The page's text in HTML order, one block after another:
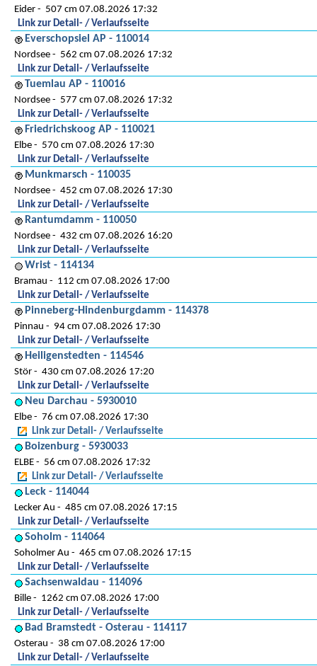
Eider
507 cm 07.08.2026 17:32
Link zur Detail- / Verlaufsseite
Everschopsiel AP - 110014
Nordsee
562 cm 07.08.2026 17:32
Link zur Detail- / Verlaufsseite
Tuemlau AP - 110016
Nordsee
577 cm 07.08.2026 17:32
Link zur Detail- / Verlaufsseite
Friedrichskoog AP - 110021
Elbe
570 cm 07.08.2026 17:30
Link zur Detail- / Verlaufsseite
Munkmarsch - 110035
Nordsee
452 cm 07.08.2026 17:30
Link zur Detail- / Verlaufsseite
Rantumdamm - 110050
Nordsee
432 cm 07.08.2026 16:20
Link zur Detail- / Verlaufsseite
Wrist - 114134
Bramau
112 cm 07.08.2026 17:00
Link zur Detail- / Verlaufsseite
Pinneberg-Hindenburgdamm - 114378
Pinnau
94 cm 07.08.2026 17:30
Link zur Detail- / Verlaufsseite
Heiligenstedten - 114546
Stör
430 cm 07.08.2026 17:20
Link zur Detail- / Verlaufsseite
Neu Darchau - 5930010
Elbe
76 cm 07.08.2026 17:30
Link zur Detail- / Verlaufsseite
Boizenburg - 5930033
ELBE
56 cm 07.08.2026 17:32
Link zur Detail- / Verlaufsseite
Leck - 114044
Lecker Au
485 cm 07.08.2026 17:15
Link zur Detail- / Verlaufsseite
Soholm - 114064
Soholmer Au
465 cm 07.08.2026 17:15
Link zur Detail- / Verlaufsseite
Sachsenwaldau - 114096
Bille
1262 cm 07.08.2026 17:00
Link zur Detail- / Verlaufsseite
Bad Bramstedt - Osterau - 114117
Osterau
38 cm 07.08.2026 17:00
Link zur Detail- / Verlaufsseite